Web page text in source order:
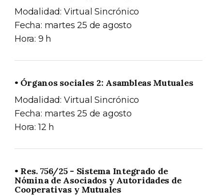
Modalidad: Virtual Sincrónico
Fecha: martes 25 de agosto
Hora: 9 h
• Órganos sociales 2: Asambleas Mutuales
Modalidad: Virtual Sincrónico
Fecha: martes 25 de agosto
Hora: 12 h
• Res. 756/25 - Sistema Integrado de
Nómina de Asociados y Autoridades de
Cooperativas y Mutuales